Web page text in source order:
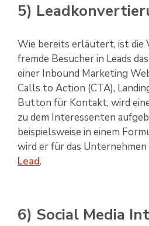
5)
Wie bereits erläutert, ist die
fremde Besucher in Leads
einer Inbound Marketing
Calls to Action (CTA),
Button für Kontakt, wird
zu dem Interessenten
beispielsweise in einem
wird er für das
Lead.
6) Social Media